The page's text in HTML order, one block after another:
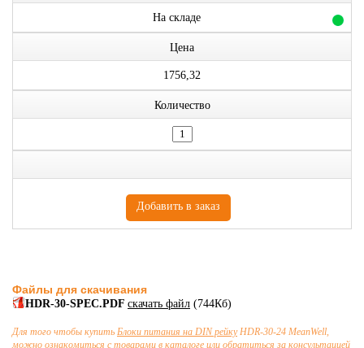
На складе
Цена
1756,32
Количество
Файлы для скачивания
HDR-30-SPEC.PDF скачать файл (744Кб)
Для того чтобы купить Блоки питания на DIN рейкуHDR-30-24 MeanWell,
можно ознакомиться с товарами в каталоге или обратиться за консультацией